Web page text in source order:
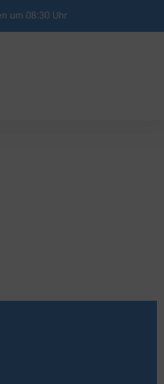
um 08:30 Uhr